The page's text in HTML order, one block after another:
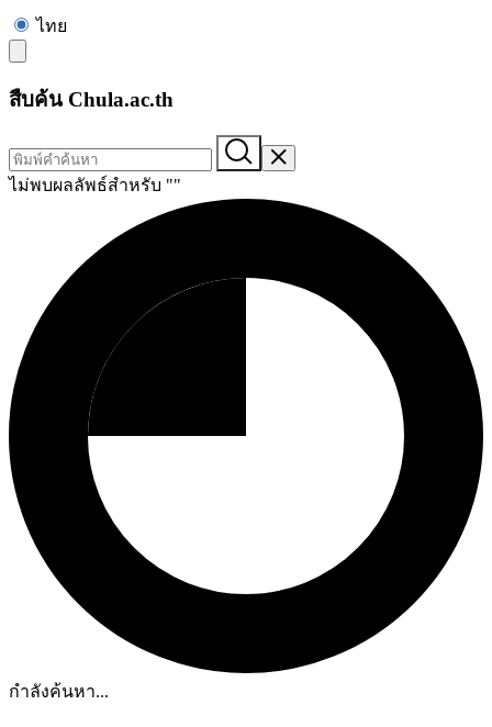
ไทย
สืบค้น Chula.ac.th
ไม่พบผลลัพธ์สำหรับ ""
กำลังค้นหา...